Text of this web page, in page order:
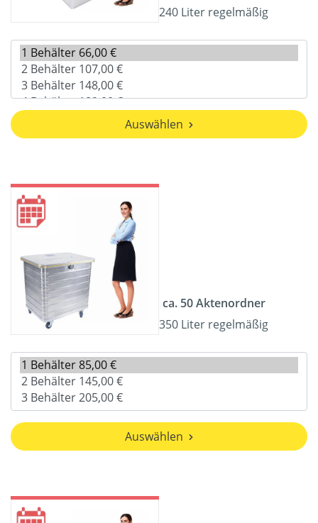
240 Liter regelmäßig
Auswählen
ca. 50 Aktenordner
350 Liter regelmäßig
Auswählen